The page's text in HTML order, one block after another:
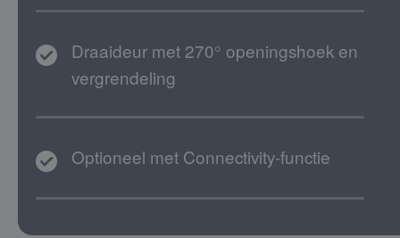
Draaideur met 270° openingshoek en
vergrendeling
Optioneel met Connectivity-functie